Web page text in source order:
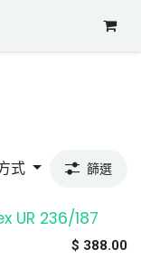
式 篩選
UR 236/187
$ 388.00